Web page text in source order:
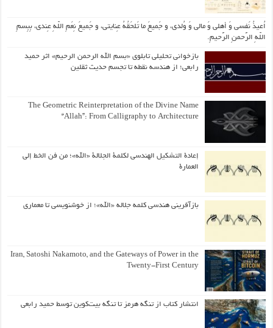
اُعیذُ نَفسی وَ أهلی وَ مالی وَ وُلدی، و جَمیعَ ما تَلحَقُهُ عِنایتی، و جَمیعَ نِعَمِ اللّهِ عِندی، بِبِسمِ
اللّهِ الرَّحمنِ الرَّحیمِ.
بازخوانی تحلیلی تابلوی «بسم الله الرحمن الرحیم» اثر حمید
رابعی؛ از هندسه نقطه تا تجسم حدیث ثقلین
The Geometric Reinterpretation of the Divine Name
“Allah”: From Calligraphy to Architecture
إعادة التشكيل الهندسي لكلمة الجلالة «الله»؛ من فن الخط إلى
العمارة
بازآفرینی هندسی کلمه جلاله «الله»؛ از خوشنویسی تا معماری
Iran, Satoshi Nakamoto, and the Gateways of Power in the
Twenty-First Century
انتشار کتاب از تنگه هرمز تا تنگه بیت‌کوین توسط حمید رابعی